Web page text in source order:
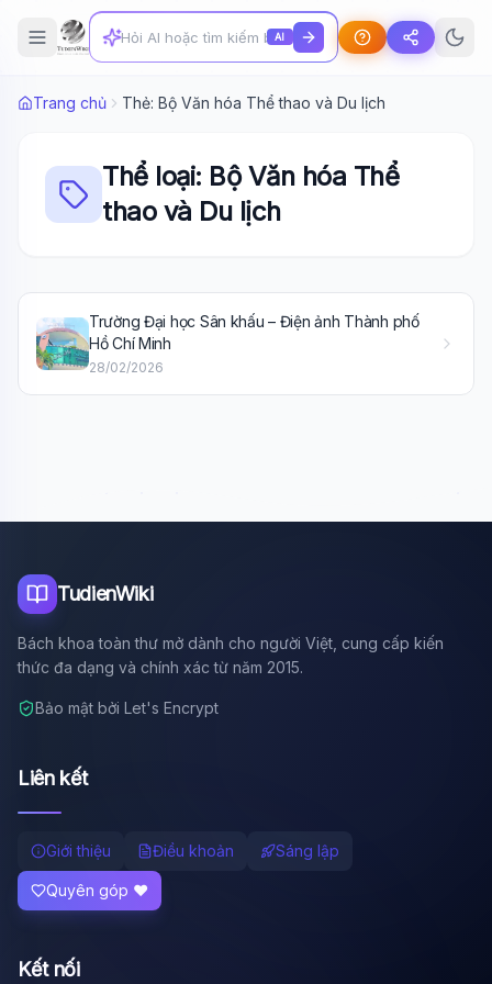
AI
Trang chủ Thẻ: Bộ Văn hóa Thể thao và Du lịch
Thể loại: Bộ Văn hóa Thể
thao và Du lịch
Trường Đại học Sân khấu – Điện ảnh Thành phố
Hồ Chí Minh
28/02/2026
TudienWiki
Bách khoa toàn thư mở dành cho người Việt, cung cấp kiến
thức đa dạng và chính xác từ năm 2015.
Bảo mật bởi Let's Encrypt
Liên kết
Giới thiệu Điều khoản Sáng lập
Quyên góp ❤️
Kết nối
🤖 Sẵn sàng hỗ trợ
về các bài viết trên Wiki!
📚 Lịch sử Việt Nam
🔬 Albert Einstein